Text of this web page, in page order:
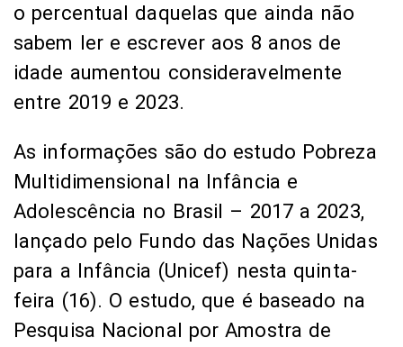
o percentual daquelas que ainda não
sabem ler e escrever aos 8 anos de
idade aumentou consideravelmente
entre 2019 e 2023.
As informações são do estudo Pobreza
Multidimensional na Infância e
Adolescência no Brasil – 2017 a 2023,
lançado pelo Fundo das Nações Unidas
para a Infância (Unicef) nesta quinta-
feira (16). O estudo, que é baseado na
Pesquisa Nacional por Amostra de